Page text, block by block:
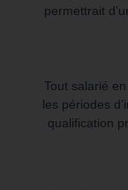
permettrait
Tout salarié
les périodes
qualification